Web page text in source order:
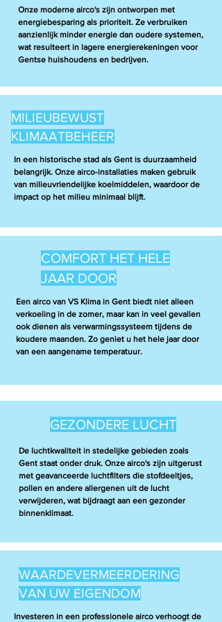
Onze moderne airco's zijn ontworpen met
energiebesparing als prioriteit. Ze verbruiken
aanzienlijk minder energie dan oudere systemen,
wat resulteert in lagere energierekeningen voor
Gentse huishoudens en bedrijven.
MILIEUBEWUST
KLIMAATBEHEER
In een historische stad als Gent is duurzaamheid
belangrijk. Onze airco-installaties maken gebruik
van milieuvriendelijke koelmiddelen, waardoor de
impact op het milieu minimaal blijft.
COMFORT HET HELE
JAAR DOOR
Een airco van VS Klima in Gent biedt niet alleen
verkoeling in de zomer, maar kan in veel gevallen
ook dienen als verwarmingssysteem tijdens de
koudere maanden. Zo geniet u het hele jaar door
van een aangename temperatuur.
GEZONDERE LUCHT
De luchtkwaliteit in stedelijke gebieden zoals
Gent staat onder druk. Onze airco's zijn uitgerust
met geavanceerde luchtfilters die stofdeeltjes,
pollen en andere allergenen uit de lucht
verwijderen, wat bijdraagt aan een gezonder
binnenklimaat.
WAARDEVERMEERDERING
VAN UW EIGENDOM
Investeren in een professionele airco verhoogt de